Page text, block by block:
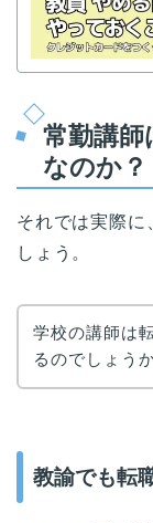
常勤講
なのか？
それでは実際に
しょう。
学校の講師は
るのでしょう
教諭でも転